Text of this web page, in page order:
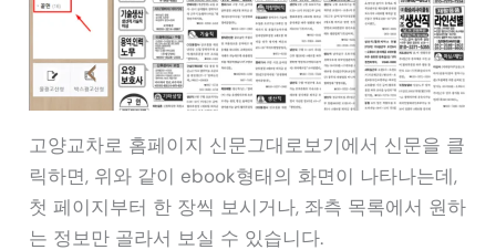
고양교차로 홈페이지 신문그대로보기에서 신문을 클
릭하면, 위와 같이 ebook형태의 화면이 나타나는데,
첫 페이지부터 한 장씩 보시거나, 좌측 목록에서 원하
는 정보만 골라서 보실 수 있습니다.